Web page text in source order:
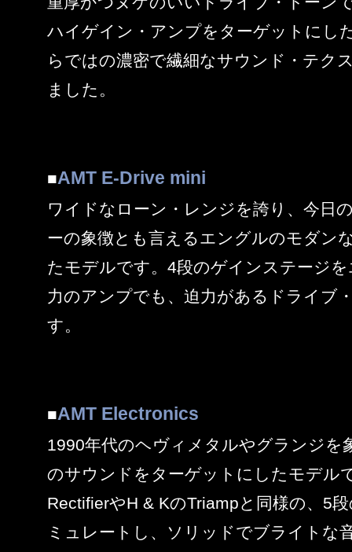
ハイゲイン・アンプをターゲットにし
らではの濃密で繊細なサウンド・テク
ました。
■AMT E-Drive mini
ワイドなローン・レンジを誇り、今日
ーの象徴とも言えるエングルのモダン
たモデルです。4段のゲインステージ
力のアンプでも、迫力があるドライブ
す。
■AMT Electronics
1990年代のヘヴィメタルやグランジを
のサウンドをターゲットにしたモデル
RectifierやH & KのTriampと同様の、5
ミュレートし、ソリッドでブライトな